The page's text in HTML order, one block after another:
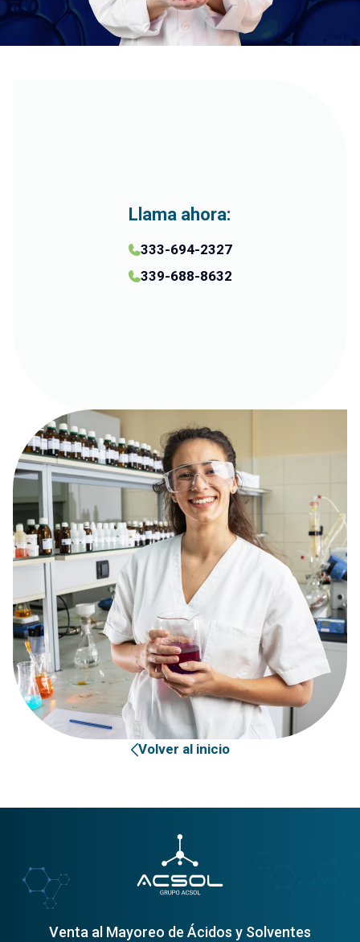
Llama ahora:
333-694-2327
339-688-8632
Volver al inicio
Venta al Mayoreo de Ácidos y Solventes